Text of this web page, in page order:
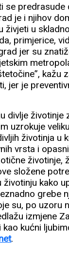
se predrasude
je i njihov
živjeti u
primjerice,
jer su
kažu
jer je
divlje životinje
uzrokuje
životinja u
vrsta i
životinje,
složene
kako
grebe
su, po uzoru
izmjene
kućni
.